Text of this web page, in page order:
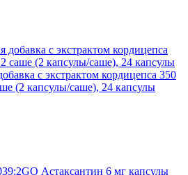
с экстрактом кордицепса 350
(2 капсулы/саше), 24 капсулы